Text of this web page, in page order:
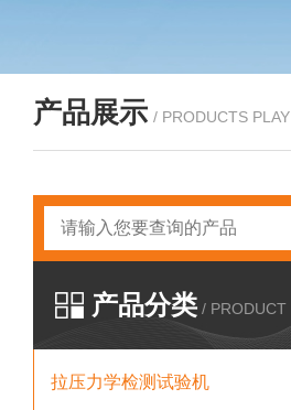
产品展示 / PRODUCTS PLAY
产品分类 / PRODUCT
拉压力学检测试验机